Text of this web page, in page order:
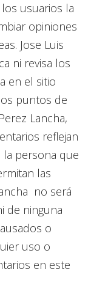
usuarios la
opiniones
Jose Luis
ni revisa los
en el sitio
puntos de
Lancha,
reflejan
persona que
las
no será
de ninguna
​​o
uso o
en este